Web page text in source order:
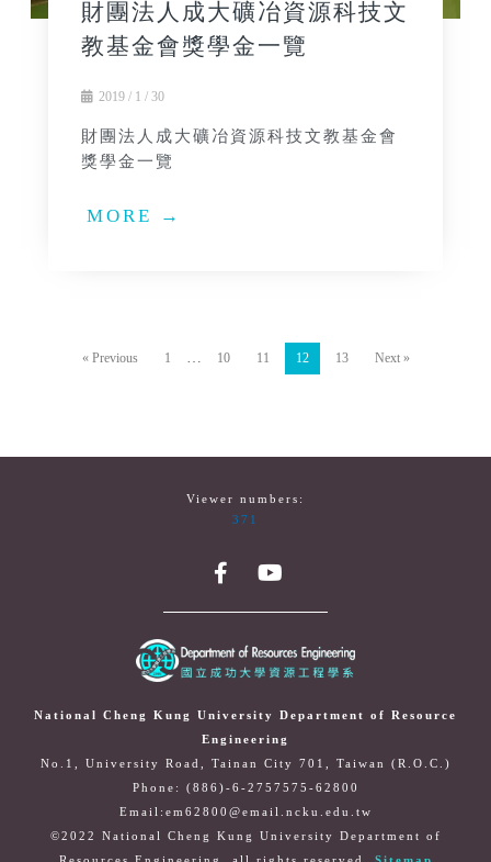
財團法人成大礦冶資源科技文
教基金會獎學金一覽
2019 / 1 / 30
財團法人成大礦冶資源科技文教基金會
獎學金一覽
MORE →
« Previous 1 … 10 11 12 13 Next »
Viewer numbers:
371
National Cheng Kung University Department of Resource
Engineering
No.1, University Road, Tainan City 701, Taiwan (R.O.C.)
Phone: (886)-6-2757575-62800
Email:em62800@email.ncku.edu.tw
©2022 National Cheng Kung University Department of